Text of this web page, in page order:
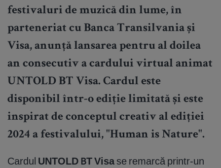
festivaluri de muzică din lume, în
parteneriat cu Banca Transilvania și
Visa, anunță lansarea pentru al doilea
an consecutiv a cardului virtual animat
UNTOLD BT Visa. Cardul este
disponibil într-o ediție limitată și este
inspirat de conceptul creativ al ediției
2024 a festivalului, "Human is Nature".
Cardul UNTOLD BT Visa se remarcă printr-un